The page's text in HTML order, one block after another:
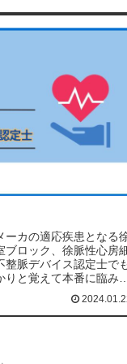
は原因不明の潜因性脳
保険適用となっている
ーカの適応疾患となる
ブロック、徐脈性心房
整脈デバイス認定士で
と覚えて本番に臨みま